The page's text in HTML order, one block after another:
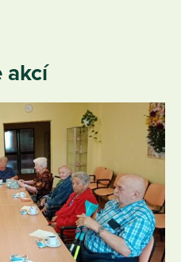
akcí